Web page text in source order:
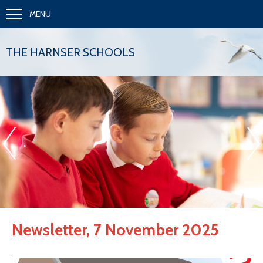
MENU
THE HARNSER SCHOOLS
.
« »
Newsletter, 7 November 2025